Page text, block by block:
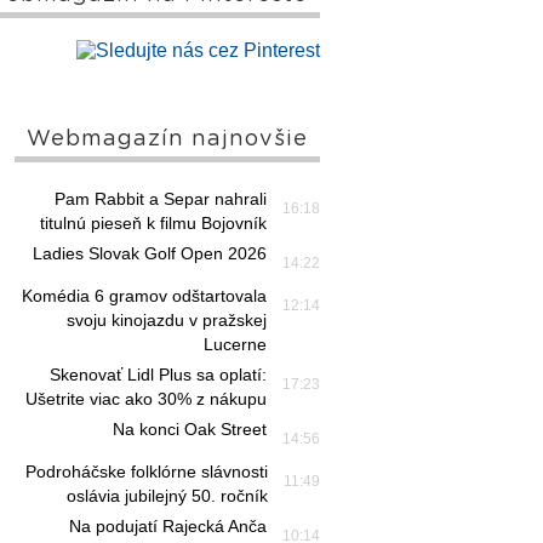
Webmagazín najnovšie
16:18
Pam Rabbit a Separ nahrali
titulnú pieseň k filmu Bojovník
14:22
Ladies Slovak Golf Open 2026
12:14
Komédia 6 gramov odštartovala
svoju kinojazdu v pražskej
Lucerne
17:23
Skenovať Lidl Plus sa oplatí:
Ušetrite viac ako 30% z nákupu
14:56
Na konci Oak Street
11:49
Podroháčske folklórne slávnosti
oslávia jubilejný 50. ročník
10:14
Na podujatí Rajecká Anča